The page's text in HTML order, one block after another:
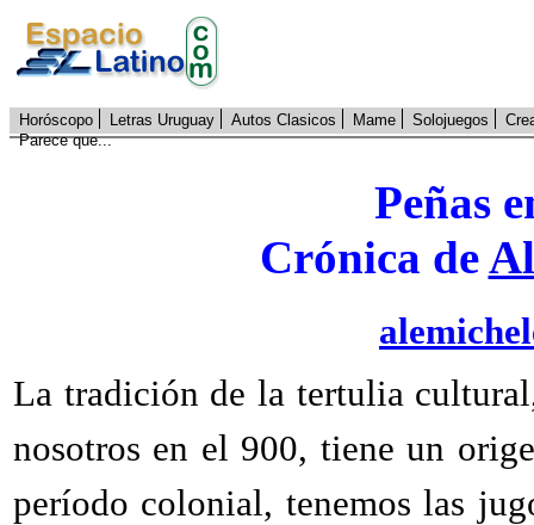
Horóscopo Letras Uruguay Autos Clasicos Mame Solojuegos
Parece que...
Peñas
Crónica de
La tradición de la tertulia
nosotros en el 900, tiene un
período colonial, tenemos las